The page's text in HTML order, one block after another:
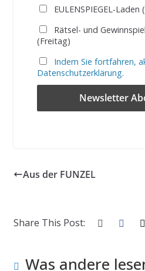
EULENSPIEGEL-
Rätsel- und
(Freitag)
Indem Sie fortfahren,
Datenschutzerklärung.
Aus der FUNZEL
Share This Post:
Was andere